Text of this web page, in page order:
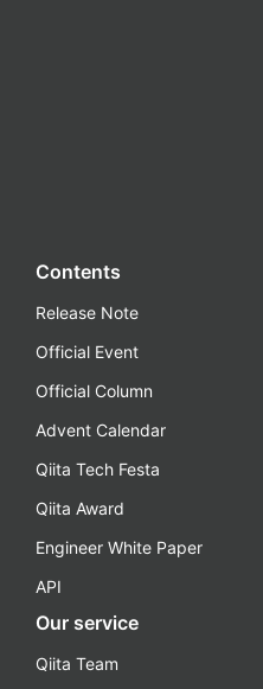
Contents
Release Note
Official Event
Official Column
Advent Calendar
Qiita Tech Festa
Qiita Award
Engineer White Paper
API
Our service
Qiita Team